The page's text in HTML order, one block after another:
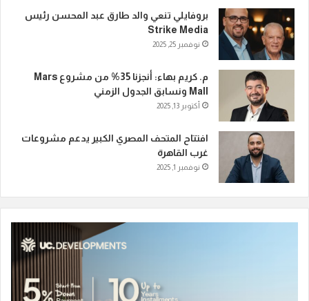
بروفايلي تنعي والد طارق عبد المحسن رئيس
Strike Media
نوفمبر 25, 2025
م. كريم بهاء: أنجزنا 35% من مشروع Mars
Mall ونسابق الجدول الزمني
أكتوبر 13, 2025
افتتاح المتحف المصري الكبير يدعم مشروعات
غرب القاهرة
نوفمبر 1, 2025